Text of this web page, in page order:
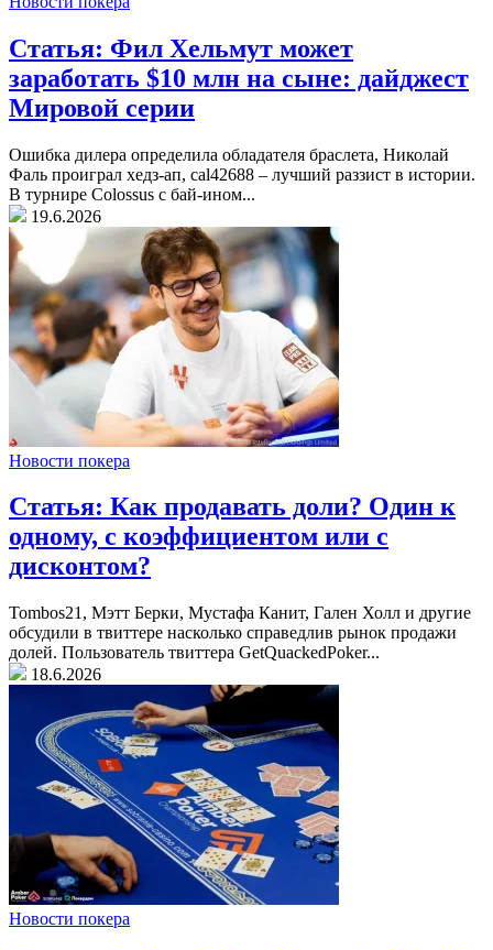
Статья: Фил Хельмут может
заработать $10 млн на сыне: дайджест
Мировой серии
Ошибка дилера определила обладателя браслета, Николай
Фаль проиграл хедз-ап, cal42688 – лучший раззист в истории.
В турнире Colossus с бай-ином...
19.6.2026
Новости покера
Статья: Как продавать доли? Один к
одному, c коэффициентом или с
дисконтом?
Tombos21, Мэтт Берки, Мустафа Канит, Гален Холл и другие
обсудили в твиттере насколько справедлив рынок продажи
долей. Пользователь твиттера GetQuackedPoker...
18.6.2026
Новости покера